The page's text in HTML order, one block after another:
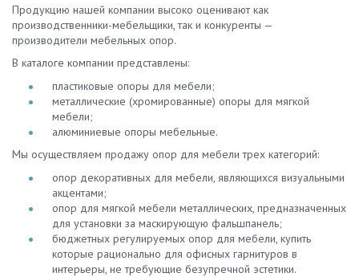
Продукцию нашей компании высоко оценивают как
производственники-мебельщики, так и конкуренты —
производители мебельных опор.
В каталоге компании представлены:
пластиковые опоры для мебели;
металлические (хромированные) опоры для мягкой
мебели;
алюминиевые опоры мебельные.
Мы осуществляем продажу опор для мебели трех категорий:
опор декоративных для мебели, являющихся визуальными
акцентами;
опор для мягкой мебели металлических, предназначенных
для установки за маскирующую фальшпанель;
бюджетных регулируемых опор для мебели, купить
которые рационально для офисных гарнитуров в
интерьеры, не требующие безупречной эстетики.